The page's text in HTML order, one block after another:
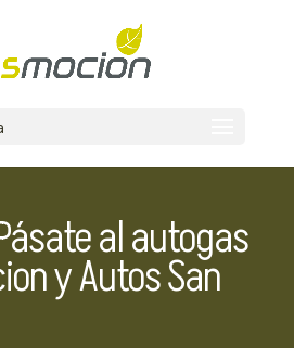
al autogas
y Autos San